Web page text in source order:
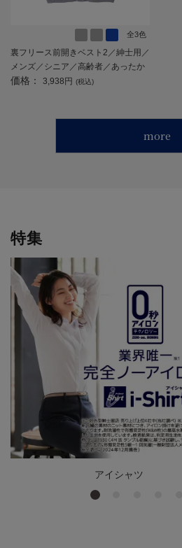
全3色
裏フリース前開きベスト2／紳士用／
メンズ／シニア／高齢者／あったか
／ベスト／フリース／秋冬 【CF】
価格： 3,938円 (税込)
more
特集
アイシャツ